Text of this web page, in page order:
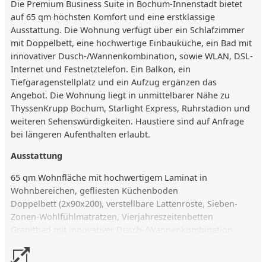
Die Premium Business Suite in Bochum-Innenstadt bietet
auf 65 qm höchsten Komfort und eine erstklassige
Ausstattung. Die Wohnung verfügt über ein Schlafzimmer
mit Doppelbett, eine hochwertige Einbauküche, ein Bad mit
innovativer Dusch-/Wannenkombination, sowie WLAN, DSL-
Internet und Festnetztelefon. Ein Balkon, ein
Tiefgaragenstellplatz und ein Aufzug ergänzen das
Angebot. Die Wohnung liegt in unmittelbarer Nähe zu
ThyssenKrupp Bochum, Starlight Express, Ruhrstadion und
weiteren Sehenswürdigkeiten. Haustiere sind auf Anfrage
bei längeren Aufenthalten erlaubt.
Ausstattung
65 qm Wohnfläche mit hochwertigem Laminat in
Wohnbereichen, gefliesten Küchenboden
Doppelbett (2x90x200), verstellbare Lattenroste, Sieben-
Zonen-Wohlfühlmatratzen, Vierjahreszeitenbetten
Granitbad mit innovativer Dusch-/Wannenkombination
WLAN mit DSL-Internet, Festnetztelefon